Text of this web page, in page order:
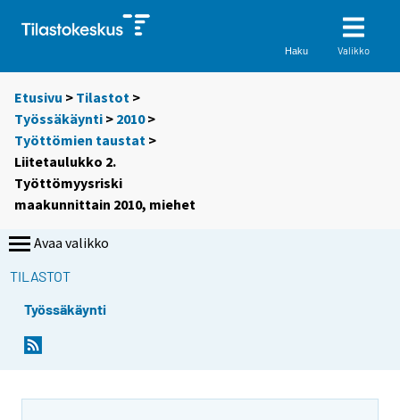
Haku Valikko
Etusivu > Tilastot >
Työssäkäynti > 2010>
Työttömien taustat >
Liitetaulukko 2.
Työttömyysriski
maakunnittain 2010, miehet
Avaa valikko
TILASTOT
Työssäkäynti